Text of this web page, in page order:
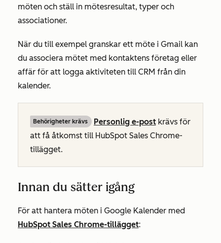
möten och ställ in mötesresultat, typer och
associationer.
När du till exempel granskar ett möte i Gmail kan
du associera mötet med kontaktens företag eller
affär för att logga aktiviteten till CRM från din
kalender.
Behörigheter krävs Personlig e-post krävs för
att få åtkomst till HubSpot Sales Chrome-
tillägget.
Innan du sätter igång
För att hantera möten i Google Kalender med
HubSpot Sales Chrome-tillägget: